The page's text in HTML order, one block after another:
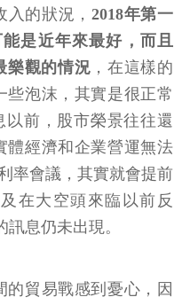
的狀況， 2018年第一
是近年來最好，而且
樂觀的情況 ，在這樣的
些泡沫，其實是很正常
以前，股市榮景往往還
體經濟和企業營運無法
率會議，其實就會提前
在大空頭來臨以前反
息仍未出現。
貿易戰感到憂心，因